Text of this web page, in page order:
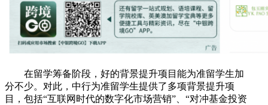
在留学筹备阶段，好的背景提升项目能为准留学生加
分不少。对此，中行为准留学生提供了多项背景提升项
目，包括“互联网时代的数字化市场营销”、“对冲基金投资